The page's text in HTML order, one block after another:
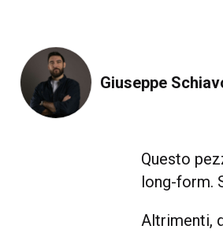
Giuseppe
Questo
long-form.
Altrimenti,